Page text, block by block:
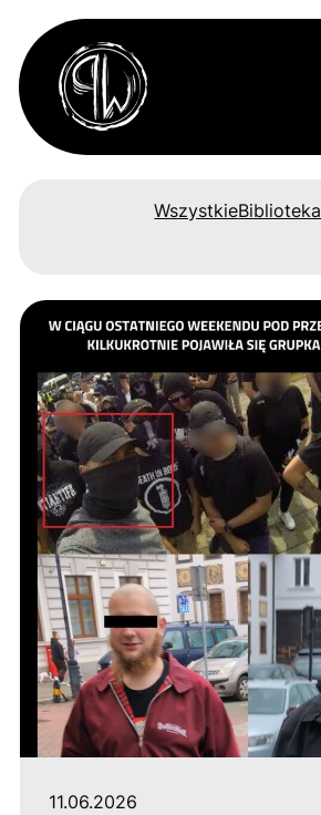
treści
WszystkieBiblioteka
11.06.2026